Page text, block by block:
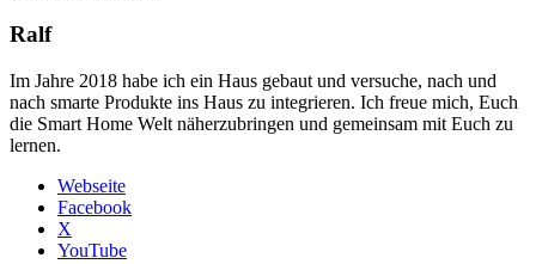
Ralf
Im Jahre 2018 habe ich ein Haus gebaut und versuche, nach und
nach smarte Produkte ins Haus zu integrieren. Ich freue mich, Euch
die Smart Home Welt näherzubringen und gemeinsam mit Euch zu
lernen.
Webseite
Facebook
X
YouTube